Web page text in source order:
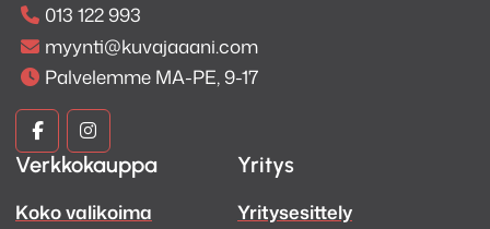
013 122 993
myynti@kuvajaaani.com
Palvelemme MA-PE, 9-17
Kuva
ja
Ääni
Kuva
ja
Ääni
Verkkokauppa
Koko valikoima
Yritys
Yritysesittely